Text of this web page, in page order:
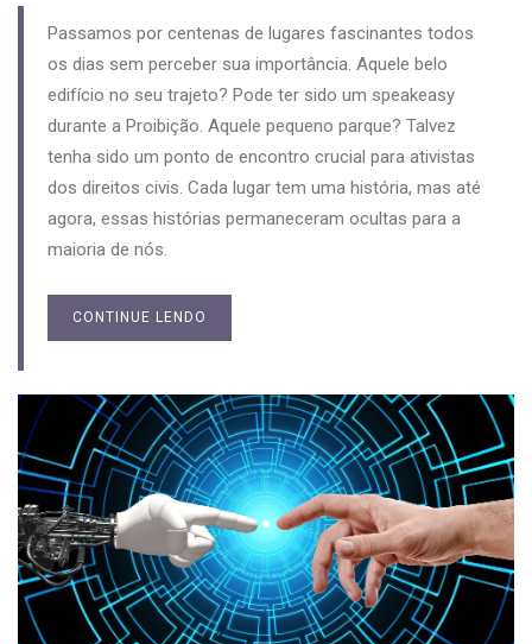
Passamos por centenas de lugares fascinantes todos
os dias sem perceber sua importância. Aquele belo
edifício no seu trajeto? Pode ter sido um speakeasy
durante a Proibição. Aquele pequeno parque? Talvez
tenha sido um ponto de encontro crucial para ativistas
dos direitos civis. Cada lugar tem uma história, mas até
agora, essas histórias permaneceram ocultas para a
maioria de nós.
CONTINUE LENDO